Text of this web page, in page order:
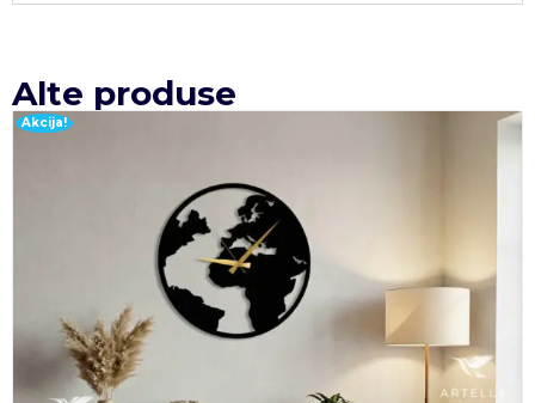
Alte produse
Akcija!